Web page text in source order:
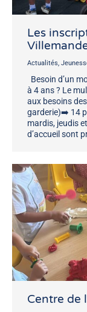
Les
Actualités,
Besoin d’un
à 4 ans ? Le
aux besoins
garderie)➡️ 14
mardis, jeudis
d’accueil sont
Centre de